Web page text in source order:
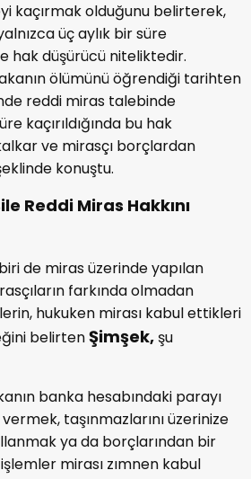
kaçırmak olduğunu belirterek,
üç aylık bir süre
hak düşürücü niteliktedir.
ölümünü öğrendiği tarihten
reddi miras talebinde
kaçırıldığında bu hak
ve mirasçı borçlardan
konuştu.
Reddi Miras Hakkını
de miras üzerinde yapılan
farkında olmadan
hukuken mirası kabul ettikleri
belirtenŞimşek,şu
banka hesabındaki parayı
taşınmazlarını üzerinize
ya da borçlarından bir
mirası zımnen kabul